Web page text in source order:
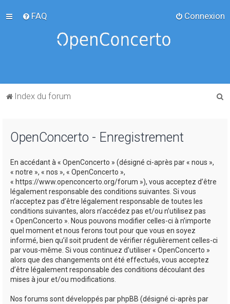
FAQ Connexion
Index du forum
OpenConcerto - Enregistrement
En accédant à « OpenConcerto » (désigné ci-après par « nous »,
« notre », « nos », « OpenConcerto »,
« https://www.openconcerto.org/forum »), vous acceptez d’être
légalement responsable des conditions suivantes. Si vous
n’acceptez pas d’être légalement responsable de toutes les
conditions suivantes, alors n’accédez pas et/ou n’utilisez pas
« OpenConcerto ». Nous pouvons modifier celles-ci à n’importe
quel moment et nous ferons tout pour que vous en soyez
informé, bien qu’il soit prudent de vérifier régulièrement celles-ci
par vous-même. Si vous continuez d’utiliser « OpenConcerto »
alors que des changements ont été effectués, vous acceptez
d’être légalement responsable des conditions découlant des
mises à jour et/ou modifications.
Nos forums sont développés par phpBB (désigné ci-après par